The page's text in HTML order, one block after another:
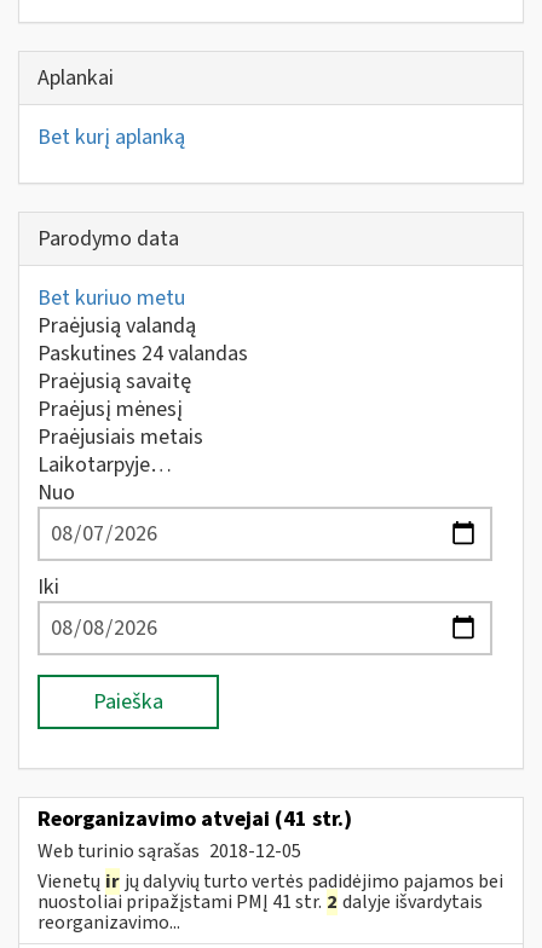
Aplankai
Bet kurį aplanką
Parodymo data
Bet kuriuo metu
Praėjusią valandą
Paskutines 24 valandas
Praėjusią savaitę
Praėjusį mėnesį
Praėjusiais metais
Laikotarpyje…
Nuo
Iki
Paieška
Reorganizavimo atvejai (41 str.)
Web turinio sąrašas 2018-12-05
Vienetų ir jų dalyvių turto vertės padidėjimo pajamos bei
nuostoliai pripažįstami PMĮ 41 str. 2 dalyje išvardytais
reorganizavimo...